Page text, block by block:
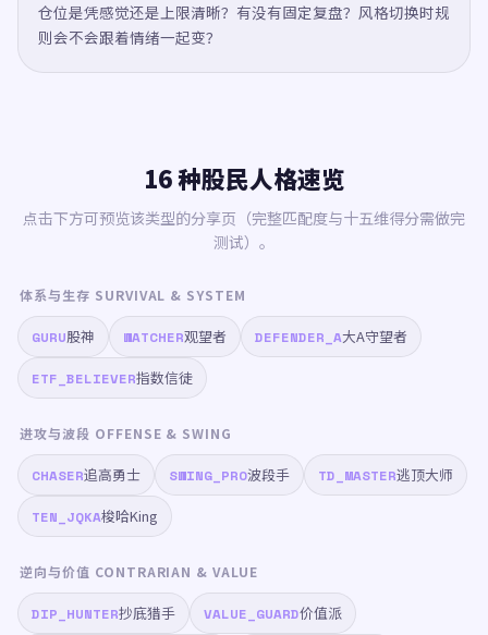
仓位是凭感觉还是上限清晰？有没有固定复盘？风格切换时规
则会不会跟着情绪一起变？
16 种股民人格速览
点击下方可预览该类型的分享页（完整匹配度与十五维得分需做完
测试）。
体系与生存 SURVIVAL & SYSTEM
GURU股神 WATCHER观望者 DEFENDER_A大A守望者
ETF_BELIEVER指数信徒
进攻与波段 OFFENSE & SWING
CHASER追高勇士 SWING_PRO波段手 TD_MASTER逃顶大师
TEN_JQKA梭哈King
逆向与价值 CONTRARIAN & VALUE
DIP_HUNTER抄底猎手 VALUE_GUARD价值派